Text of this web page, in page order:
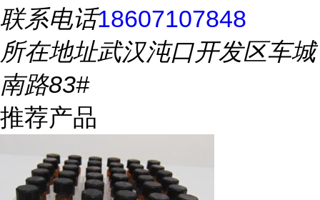
联系电话18607107848
所在地址武汉沌口开发区车城
南路83#
推荐产品